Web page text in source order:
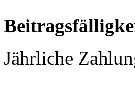
Jährliche